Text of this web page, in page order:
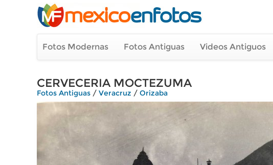
Fotos Modernas Fotos Antiguas Videos Antiguos
CERVECERIA MOCTEZUMA
Fotos Antiguas / Veracruz / Orizaba